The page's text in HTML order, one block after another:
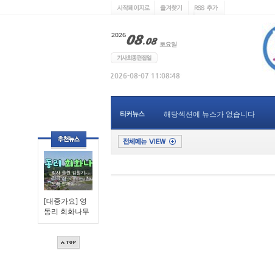
[대중가요] 영
동리 회화나무
티커뉴스 해당섹션에 뉴스가 없습니다